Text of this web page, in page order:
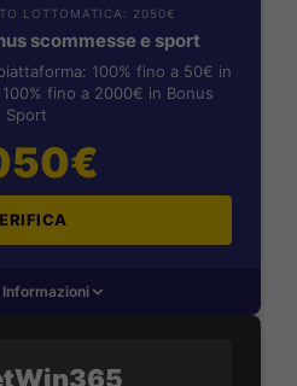
LOTTOMATICA: 2050€
scommesse e sport
100% fino a 50€ in
fino a 2000€ in Bonus
Sport